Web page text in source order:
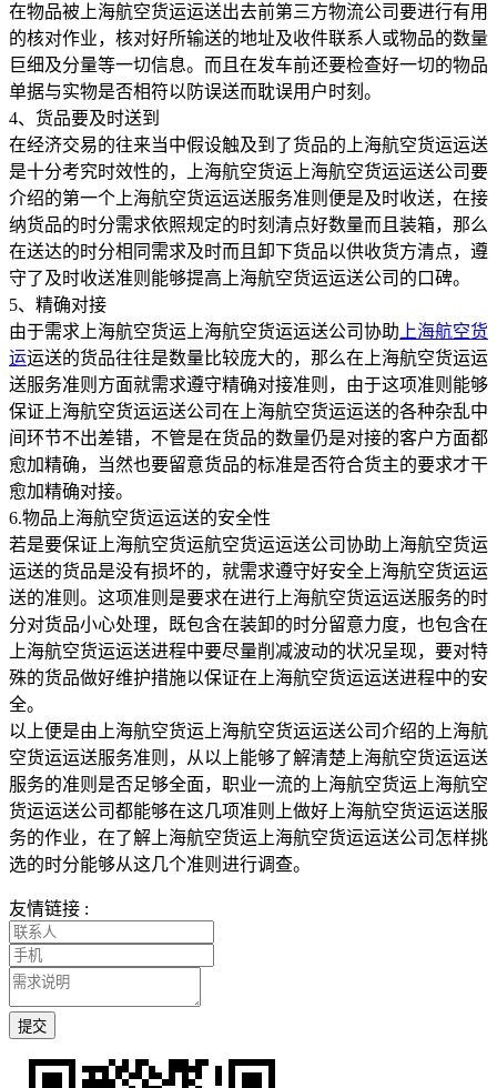
在物品被上海航空货运运送出去前第三方物流公司要进行有用
的核对作业，核对好所输送的地址及收件联系人或物品的数量
巨细及分量等一切信息。而且在发车前还要检查好一切的物品
单据与实物是否相符以防误送而耽误用户时刻。
4、货品要及时送到
在经济交易的往来当中假设触及到了货品的上海航空货运运送
是十分考究时效性的，上海航空货运上海航空货运运送公司要
介绍的第一个上海航空货运运送服务准则便是及时收送，在接
纳货品的时分需求依照规定的时刻清点好数量而且装箱，那么
在送达的时分相同需求及时而且卸下货品以供收货方清点，遵
守了及时收送准则能够提高上海航空货运运送公司的口碑。
5、精确对接
由于需求上海航空货运上海航空货运运送公司协助 上海航空货
运运送的货品往往是数量比较庞大的，那么在上海航空货运运
送服务准则方面就需求遵守精确对接准则，由于这项准则能够
保证上海航空货运运送公司在上海航空货运运送的各种杂乱中
间环节不出差错，不管是在货品的数量仍是对接的客户方面都
愈加精确，当然也要留意货品的标准是否符合货主的要求才干
愈加精确对接。
6.物品上海航空货运运送的安全性
若是要保证上海航空货运航空货运运送公司协助上海航空货运
运送的货品是没有损坏的，就需求遵守好安全上海航空货运运
送的准则。这项准则是要求在进行上海航空货运运送服务的时
分对货品小心处理，既包含在装卸的时分留意力度，也包含在
上海航空货运运送进程中要尽量削减波动的状况呈现，要对特
殊的货品做好维护措施以保证在上海航空货运运送进程中的安
全。
以上便是由上海航空货运上海航空货运运送公司介绍的上海航
空货运运送服务准则，从以上能够了解清楚上海航空货运运送
服务的准则是否足够全面，职业一流的上海航空货运上海航空
货运运送公司都能够在这几项准则上做好上海航空货运运送服
务的作业，在了解上海航空货运上海航空货运运送公司怎样挑
选的时分能够从这几个准则进行调查。
友情链接 :
提交